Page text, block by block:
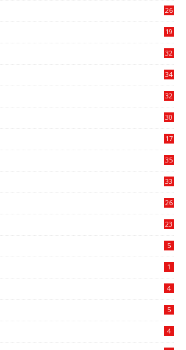
26
19
32
34
32
30
17
35
33
26
23
5
1
4
5
4